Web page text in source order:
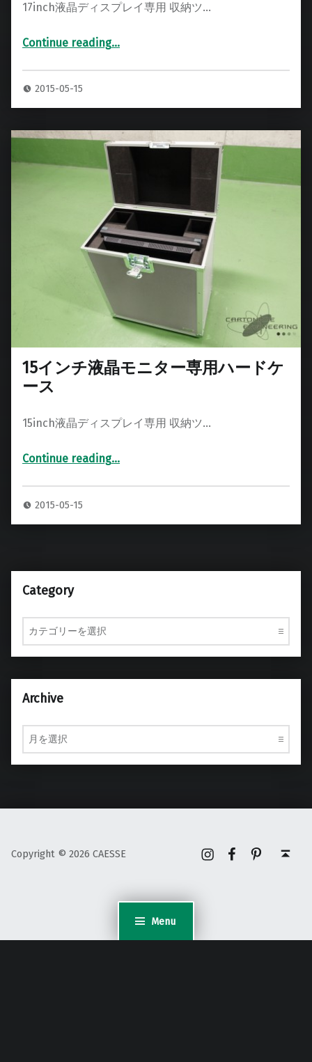
Menu
17inch液晶ディスプレイ専用 収納ツ…
Continue reading“17インチ液晶モニター専用ハードケース”
…
2015-05-15
15インチ液晶モニター専用ハードケ
ース
15inch液晶ディスプレイ専用 収納ツ…
Continue reading“15インチ液晶モニター専用ハードケース”
…
2015-05-15
Category
Category
Archive
Archive
Copyright © 2026 CAESSE